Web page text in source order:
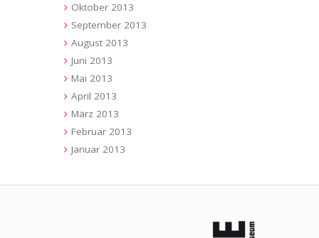
Oktober 2013
September 2013
August 2013
Juni 2013
Mai 2013
April 2013
März 2013
Februar 2013
Januar 2013